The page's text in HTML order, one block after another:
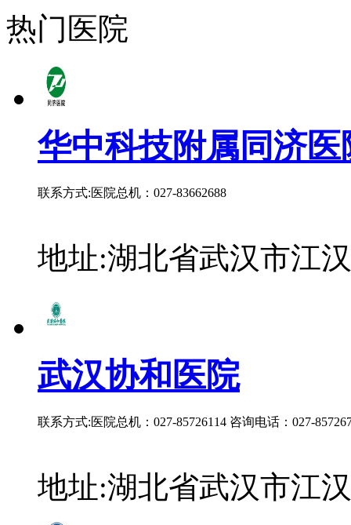
热门医院
华中科技附属同济医
联系方式:医院总机：027-83662688
地址:湖北省武汉市江
武汉协和医院
联系方式:医院总机：027-85726114 咨询电话：027-
地址:湖北省武汉市江